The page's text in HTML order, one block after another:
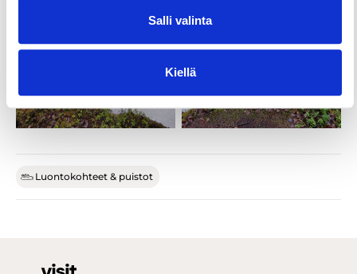
Salli valinta
Kiellä
Luontokohteet & puistot